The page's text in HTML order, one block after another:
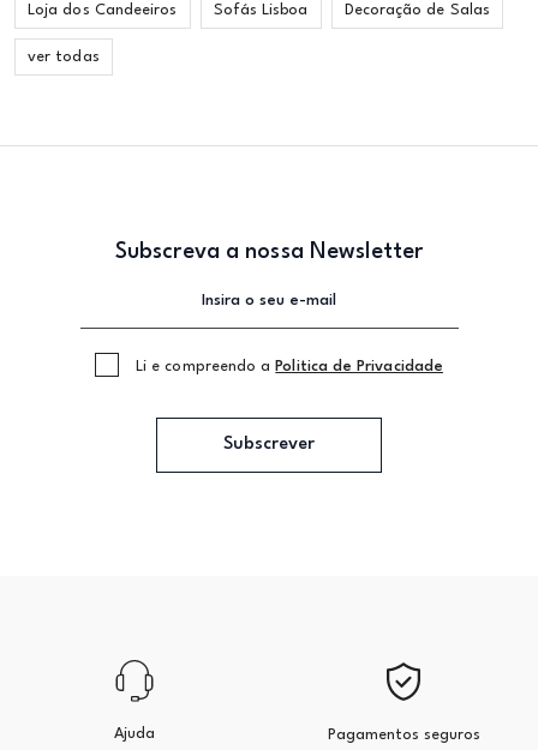
Loja dos Candeeiros Sofás Lisboa Decoração de Salas
ver todas
Subscreva a nossa Newsletter
Li e compreendo a Politica de Privacidade
Subscrever
Ajuda Pagamentos seguros